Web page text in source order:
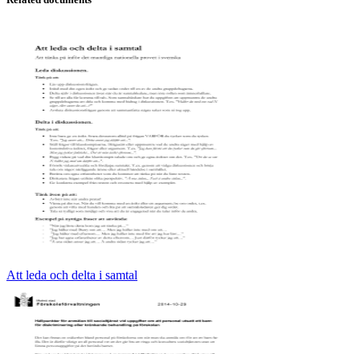
Att leda och delta i samtal